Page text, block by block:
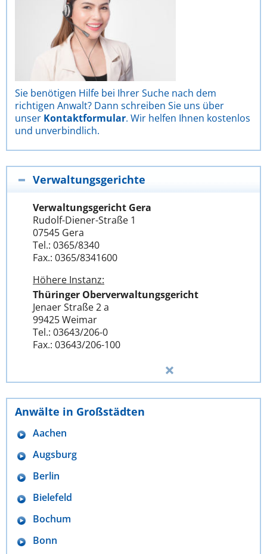
Sie benötigen Hilfe bei Ihrer Suche nach dem
richtigen Anwalt? Dann schreiben Sie uns über
unser Kontaktformular. Wir helfen Ihnen kostenlos
und unverbindlich.
Verwaltungsgerichte
Verwaltungsgericht Gera
Rudolf-Diener-Straße 1
07545 Gera
Tel.: 0365/8340
Fax.: 0365/8341600
Höhere Instanz:
Thüringer Oberverwaltungsgericht
Jenaer Straße 2 a
99425 Weimar
Tel.: 03643/206-0
Fax.: 03643/206-100
Anwälte in Großstädten
Aachen
Augsburg
Berlin
Bielefeld
Bochum
Bonn